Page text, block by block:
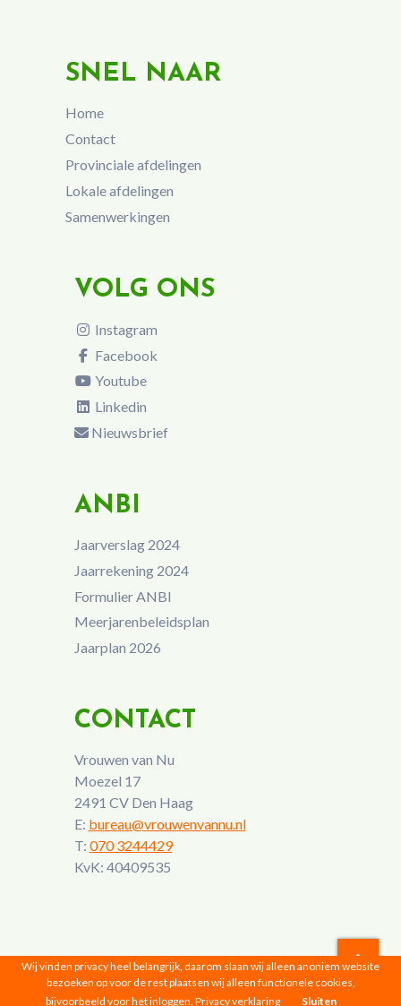
SNEL NAAR
Home
Contact
Provinciale afdelingen
Lokale afdelingen
Samenwerkingen
VOLG ONS
Instagram
Facebook
Youtube
Linkedin
Nieuwsbrief
ANBI
Jaarverslag 2024
Jaarrekening 2024
Formulier ANBI
Meerjarenbeleidsplan
Jaarplan 2026
CONTACT
Vrouwen van Nu
Moezel 17
2491 CV Den Haag
E: bureau@vrouwenvannu.nl
T: 070 3244429
KvK: 40409535
Vrouwen van Nu © 2026 |Privacyverklaring
Wij vinden privacy heel belangrijk, daarom slaan wij alleen anoniem website
bezoeken op voor de rest plaatsen wij alleen functionele cookies,
bijvoorbeeld voor het inloggen. Privacy verklaring Sluiten